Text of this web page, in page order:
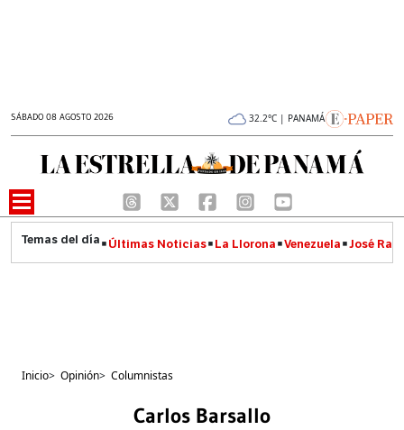
SÁBADO 08 AGOSTO 2026 32.2°C | PANAMÁ
Últimas Noticias La Llorona Venezuela José
Inicio> Opinión> Columnistas
Carlos Barsallo